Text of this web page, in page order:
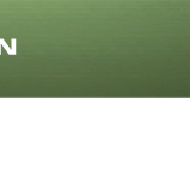
Δανέζικα
Ολλανδικά